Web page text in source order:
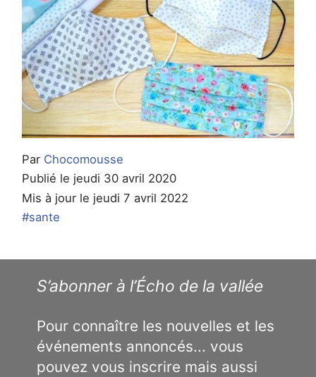
Par Chocomousse
Publié le jeudi 30 avril 2020
Mis à jour le jeudi 7 avril 2022
#sante
S’abonner à l’Écho de la vallée
Pour connaître les nouvelles et les
événements annoncés... vous
pouvez vous inscrire mais aussi